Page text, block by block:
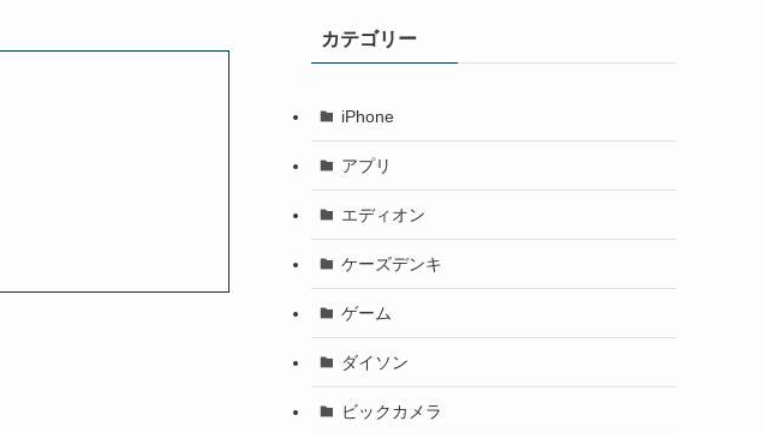
カテゴリー
iPhone
アプリ
エディオン
ケーズデンキ
ゲーム
ダイソン
ビックカメラ